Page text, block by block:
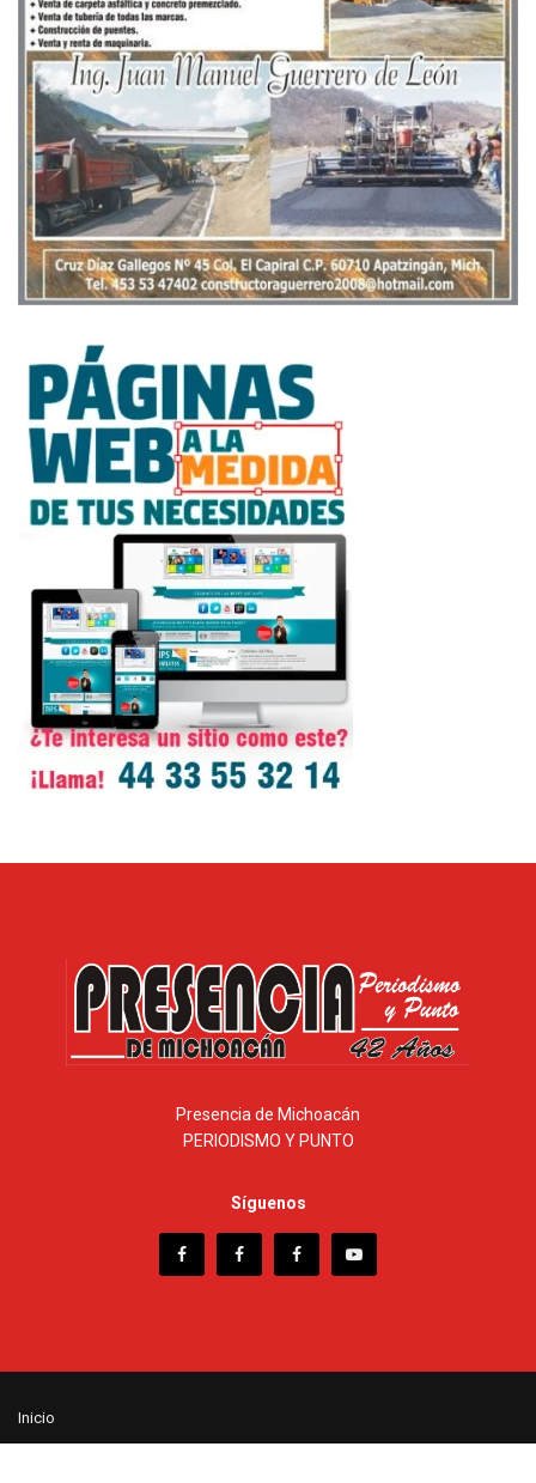
Presencia de Michoacán
PERIODISMO Y PUNTO
Síguenos
Inicio